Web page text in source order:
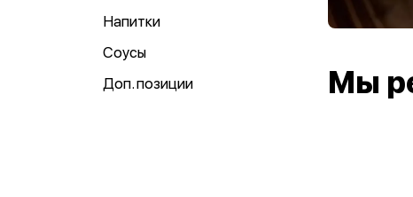
Напитки
Соусы
Доп. позиции
Мы